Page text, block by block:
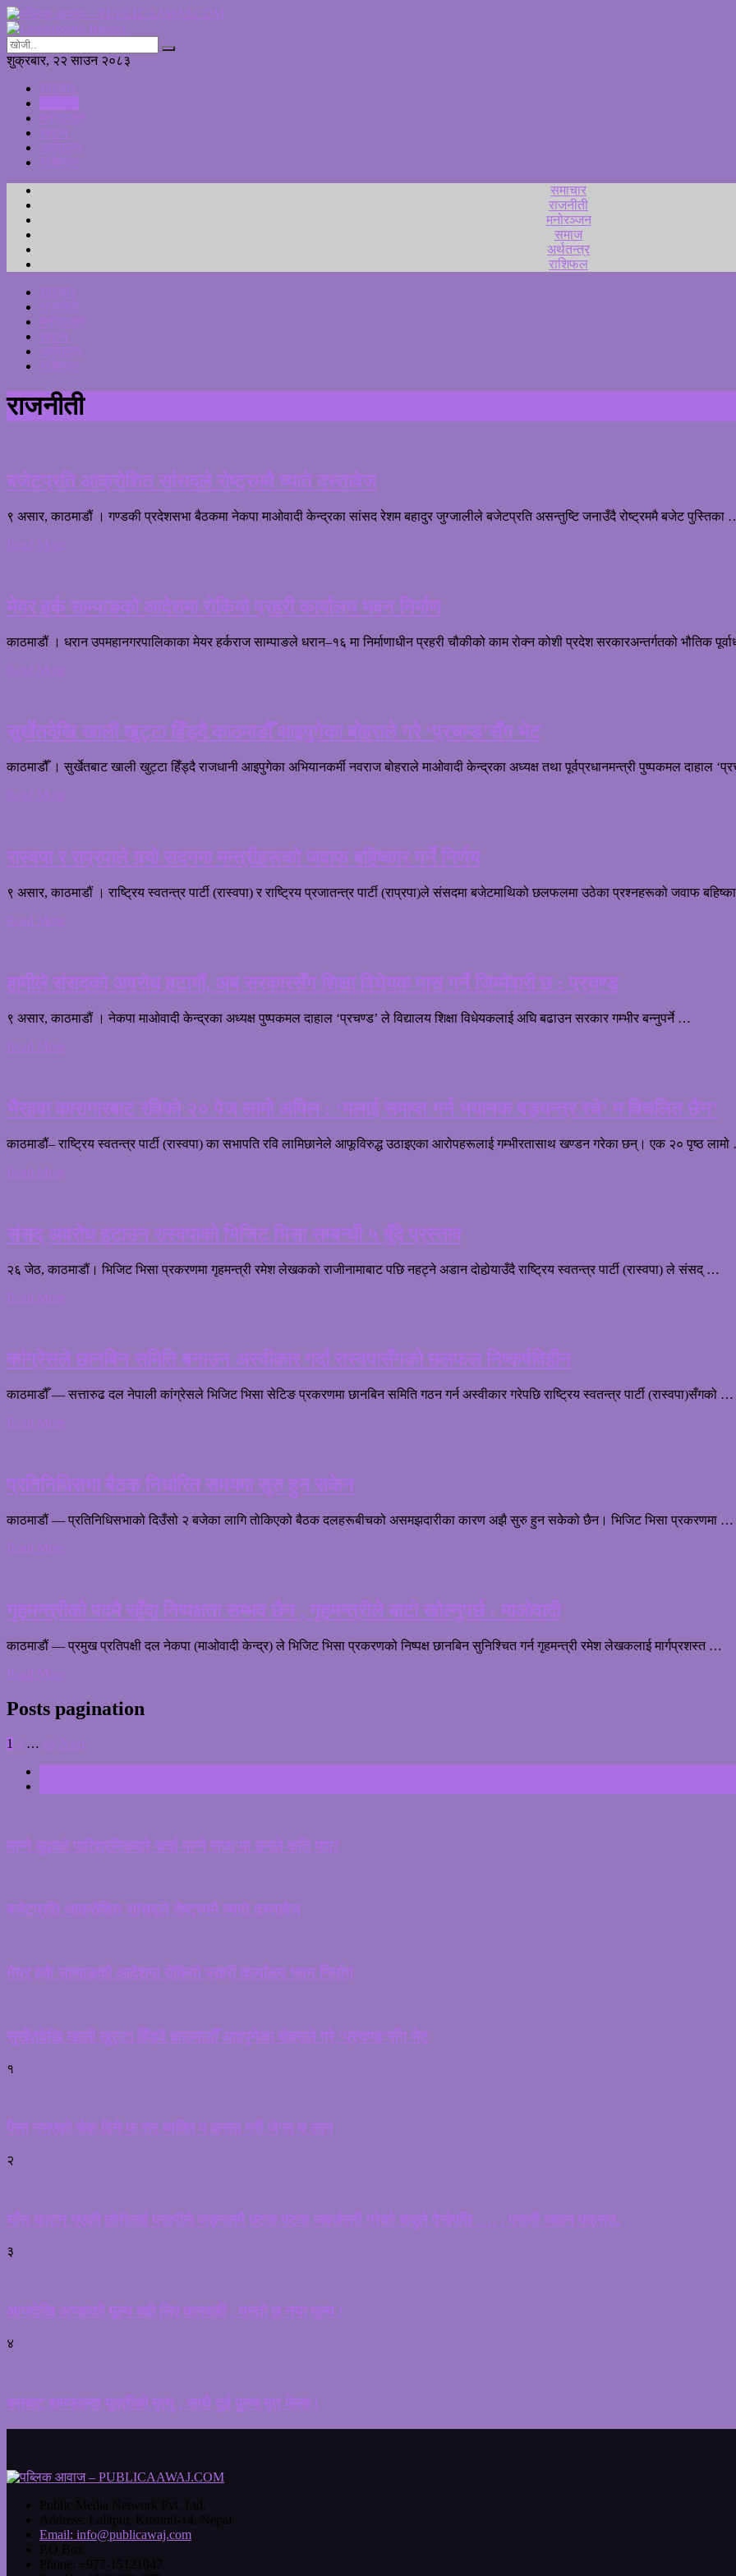
शुक्रबार, २२ साउन २०८३
समाचार
मनोरञ्जन
समाज
अर्थतन्त्र
राशिफल
समाचार
राजनीती
मनोरञ्जन
समाज
अर्थतन्त्र
राशिफल
समाचार
राजनीती
मनोरञ्जन
समाज
अर्थतन्त्र
राशिफल
राजनीती
बजेटप्रति आक्रोशित सांसदले रोष्ट्रममै च्याते दस्तावेज
९ असार, काठमाडौं । गण्डकी प्रदेशसभा बैठकमा नेकपा माओवादी केन्द्रका सांसद रेशम बहादुर जुग्जालीले बजेटप्रति असन्तुष्टि जनाउँदै रोष्ट्रममै बजेट पुस्तिका
Read More
मेयर हर्क साम्पाङको आदेशमा रोकियो प्रहरी कार्यालय भवन निर्माण
काठमाडौं । धरान उपमहानगरपालिकाका मेयर हर्कराज साम्पाङले धरान–१६ मा निर्माणाधीन प्रहरी चौकीको काम रोक्न कोशी प्रदेश सरकारअन्तर्गतको भौतिक
Read More
सुर्खेतदेखि खाली खुट्टा हिँड्दै काठमाडौँ आइपुगेका बोहराले गरे ‘प्रचण्ड’सँग भेट
काठमाडौँ । सुर्खेतबाट खाली खुट्टा हिँड्दै राजधानी आइपुगेका अभियानकर्मी नवराज बोहराले माओवादी केन्द्रका अध्यक्ष तथा पूर्वप्रधानमन्त्री पुष्पकमल दाहाल
Read More
रास्वपा र राप्रपाले गर्‍यो सदनमा मन्त्रीहरूको जवाफ बहिष्कार गर्ने निर्णय
९ असार, काठमाडौं । राष्ट्रिय स्वतन्त्र पार्टी (रास्वपा) र राष्ट्रिय प्रजातन्त्र पार्टी (राप्रपा)ले संसदमा बजेटमाथिको छलफलमा उठेका प्रश्नहरूको जवाफ
Read More
हामीले संसदको अवरोध हटायौं, अब सरकारसँग शिक्षा विधेयक पास गर्ने जिम्मेवारी छ : प्रचण्ड
९ असार, काठमाडौं । नेकपा माओवादी केन्द्रका अध्यक्ष पुष्पकमल दाहाल ‘प्रचण्ड’ ले विद्यालय शिक्षा विधेयकलाई अघि बढाउन सरकार गम्भीर बन्नुपर्ने …
Read More
भैरहवा कारागारबाट रविको २० पेज लामो अपिल : ‘मलाई समाप्त गर्न भयानक षड्यन्त्र रचे’ म विचलित छैन’
काठमाडौं– राष्ट्रिय स्वतन्त्र पार्टी (रास्वपा) का सभापति रवि लामिछानेले आफूविरुद्ध उठाइएका आरोपहरूलाई गम्भीरतासाथ खण्डन गरेका छन्। एक २० पृष्ठ
Read More
संसद् अवरोध हटाउन रास्वपाको भिजिट भिसा सम्बन्धी ५ बुँदे प्रस्ताव
२६ जेठ, काठमाडौं। भिजिट भिसा प्रकरणमा गृहमन्त्री रमेश लेखकको राजीनामाबाट पछि नहट्ने अडान दोहोर्‍याउँदै राष्ट्रिय स्वतन्त्र पार्टी (रास्वपा) ले संसद् …
Read More
कांग्रेसले छानबिन समिति बनाउन अस्वीकार गर्दा रास्वपासँगको छलफल निष्कर्षविहीन
काठमाडौँ — सत्तारुढ दल नेपाली कांग्रेसले भिजिट भिसा सेटिङ प्रकरणमा छानबिन समिति गठन गर्न अस्वीकार गरेपछि राष्ट्रिय स्वतन्त्र पार्टी (रास्वपा)सँगको …
Read More
प्रतिनिधिसभा बैठक निर्धारित समयमा सुरु हुन सकेन
काठमाडौं — प्रतिनिधिसभाको दिउँसो २ बजेका लागि तोकिएको बैठक दलहरूबीचको असमझदारीका कारण अझै सुरु हुन सकेको छैन। भिजिट भिसा प्रकरणमा …
Read More
गृहमन्त्रीको पदमै रहँदा निष्पक्षता सम्भव छैन , गृहमन्त्रीले बाटो खोल्नुपर्छ : माओवादी
काठमाडौं — प्रमुख प्रतिपक्षी दल नेकपा (माओवादी केन्द्र) ले भिजिट भिसा प्रकरणको निष्पक्ष छानबिन सुनिश्चित गर्न गृहमन्त्री रमेश लेखकलाई मार्गप्रशस्त …
Read More
Posts pagination
1 2 … 60 Next
माग्ने बुढाको पारिश्रमिकबारे चर्चा माग्ने राजा’मा उनले कति पाए?
बजेटप्रति आक्रोशित सांसदले रोष्ट्रममै च्याते दस्तावेज
मेयर हर्क साम्पाङको आदेशमा रोकियो प्रहरी कार्यालय भवन निर्माण
सुर्खेतदेखि खाली खुट्टा हिँड्दै काठमाडौँ आइपुगेका बोहराले गरे ‘प्रचण्ड’सँग भेट
१
पैसा नभएको चेक दिने फ रार ब्यक्ति प क्राउ गरी जे’ल च लान
२
घाँस काट्न गएकी छोरीलाई प्रहरीले जङ्गलमै पटक पटक जबर्जस्ती गरेको बावुले देखेपछि …. , प्रहरी जवान पक्राउ,
३
आजदेखि अण्डाको मूल्य बढी लिए कारवाही , यस्तो छ नया मूल्य !
४
बसबाट हामफाल्दा युवतीको मृत्यु , साथै दुई पुरुष मृत फेला !
Email: info@publicawaj.com